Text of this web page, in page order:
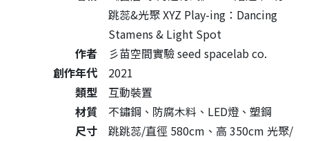
跳蕊&光聚 XYZ Play-ing：Dancing
Stamens & Light Spot
作者
彡苗空間實驗 seed spacelab co.
創作年代
2021
類型
互動裝置
材質
不鏽鋼、防腐木料、LED燈、塑鋼
尺寸
跳跳蕊/直徑 580cm、高 350cm 光聚/